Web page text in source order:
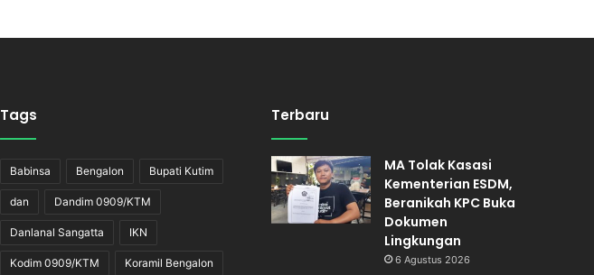
Tags
Babinsa Bengalon Bupati Kutim
dan Dandim 0909/KTM
Danlanal Sangatta IKN
Kodim 0909/KTM Koramil Bengalon
Terbaru
MA Tolak Kasasi
Kementerian ESDM,
Beranikah KPC Buka
Dokumen
Lingkungan
6 Agustus 2026